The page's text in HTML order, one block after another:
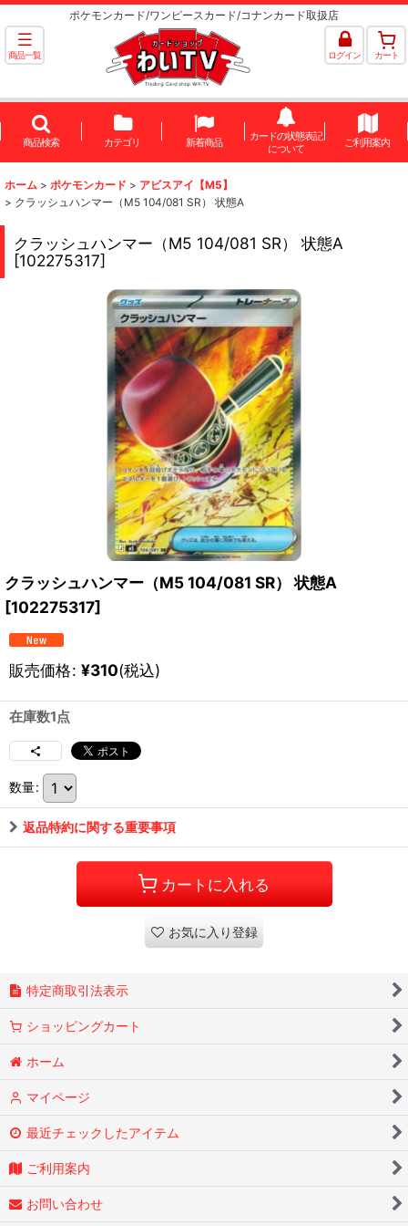
ポケモンカード/ワンピースカード/コナンカード取扱店
商品一覧 ログイン カート
商品検索 カテゴリ 新着商品
カードの状態表記
について
ご利用案内
ホーム > ポケモンカード > アビスアイ【M5】
> クラッシュハンマー（M5 104/081 SR） 状態A
クラッシュハンマー（M5 104/081 SR） 状態A
[102275317]
クラッシュハンマー（M5 104/081 SR） 状態A
[102275317]
販売価格: ¥310(税込)
在庫数1点
数量:
返品特約に関する重要事項
カートに入れる
お気に入り登録
特定商取引法表示
ショッピングカート
ホーム
マイページ
最近チェックしたアイテム
ご利用案内
お問い合わせ